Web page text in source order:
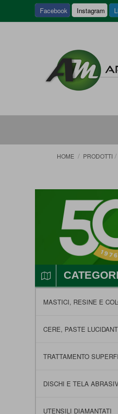
Facebook Instagram
HOME PRODOTTI
TRATTAMENTO
DISCHI E TELA
UTENSILI DIAMANTATI